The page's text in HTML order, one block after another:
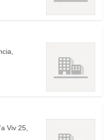
Viv 25,